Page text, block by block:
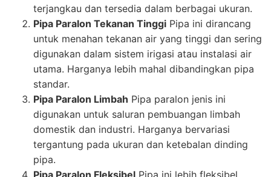
terjangkau dan tersedia dalam berbagai ukuran.
Pipa Paralon Tekanan Tinggi Pipa ini dirancang
untuk menahan tekanan air yang tinggi dan sering
digunakan dalam sistem irigasi atau instalasi air
utama. Harganya lebih mahal dibandingkan pipa
standar.
Pipa Paralon Limbah Pipa paralon jenis ini
digunakan untuk saluran pembuangan limbah
domestik dan industri. Harganya bervariasi
tergantung pada ukuran dan ketebalan dinding
pipa.
Pipa Paralon Fleksibel Pipa ini lebih fleksibel